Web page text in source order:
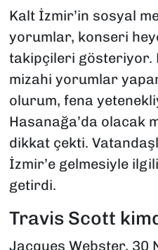
Kalt İzmir’in sosyal
yorumlar, konseri
takipçileri gösteriyor.
mizahi yorumlar
olurum, fena
Hasanağa’da olacak
dikkat çekti.
İzmir’e gelmesiyle
getirdi.
Travis Scott
Jacques Webster, 30